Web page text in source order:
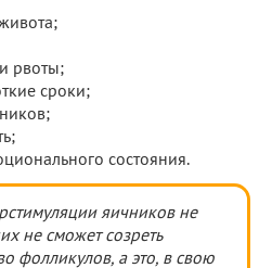
рвоты;
сроки;
состояния.
яичников не
не сможет созреть
фолликулов, а это, в свою